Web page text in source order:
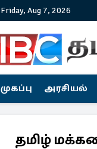
Friday, Aug 7, 2026
முகப்பு அரசியல்
தமிழ்